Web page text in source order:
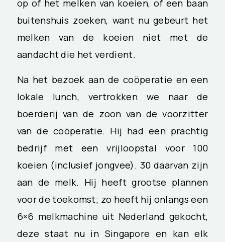
op of het melken van koeien, of een baan
buitenshuis zoeken, want nu gebeurt het
melken van de koeien niet met de
aandacht die het verdient.
Na het bezoek aan de coöperatie en een
lokale lunch, vertrokken we naar de
boerderij van de zoon van de voorzitter
van de coöperatie. Hij had een prachtig
bedrijf met een vrijloopstal voor 100
koeien (inclusief jongvee). 30 daarvan zijn
aan de melk. Hij heeft grootse plannen
voor de toekomst; zo heeft hij onlangs een
6×6 melkmachine uit Nederland gekocht,
deze staat nu in Singapore en kan elk